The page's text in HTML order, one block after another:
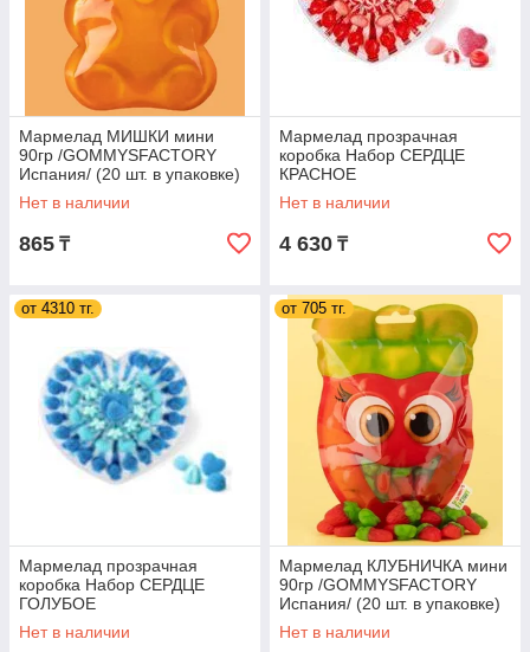
Мармелад МИШКИ мини
90гр /GOMMYSFACTORY
Испания/ (20 шт. в упаковке)
Нет в наличии
865 ₸
Мармелад прозрачная
коробка Набор СЕРДЦЕ
КРАСНОЕ
/GOMMYSFACTORY
Испания/ (15шт-упак)
Нет в наличии
4 630 ₸
от 4310 тг.
Мармелад прозрачная
коробка Набор СЕРДЦЕ
ГОЛУБОЕ
/GOMMYSFACTORY
Испания/ (15шт-упак)
Нет в наличии
от 705 тг.
Мармелад КЛУБНИЧКА мини
90гр /GOMMYSFACTORY
Испания/ (20 шт. в упаковке)
Нет в наличии